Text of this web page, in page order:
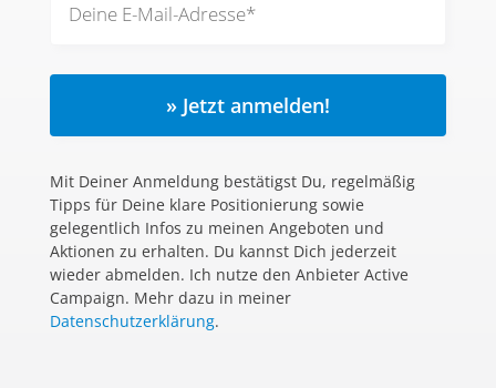
» Jetzt anmelden!
Mit Deiner Anmeldung bestätigst Du, regelmäßig
Tipps für Deine klare Positionierung sowie
gelegentlich Infos zu meinen Angeboten und
Aktionen zu erhalten. Du kannst Dich jederzeit
wieder abmelden. Ich nutze den Anbieter Active
Campaign. Mehr dazu in meiner
Datenschutzerklärung.